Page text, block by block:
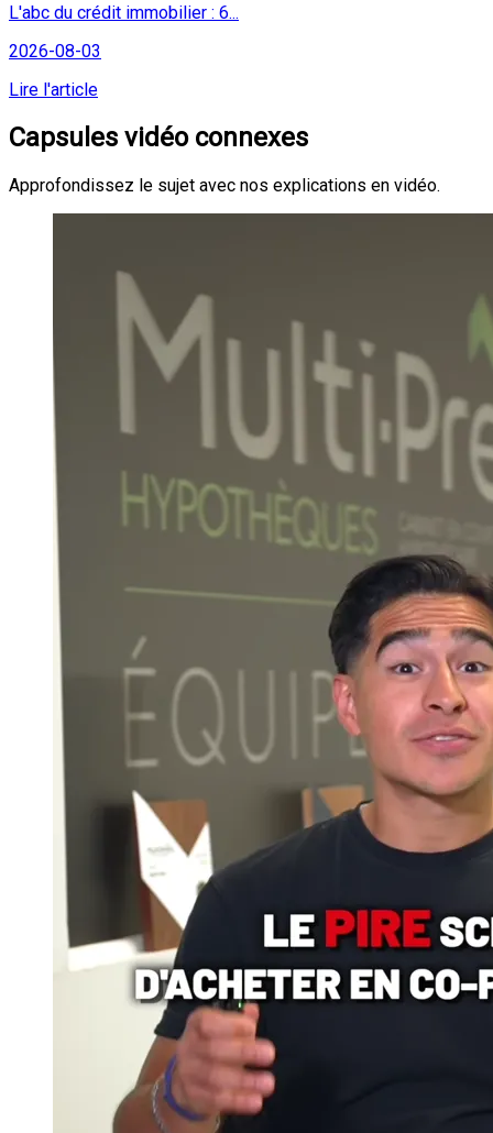
L'abc du crédit immobilier : 6...
2026-08-03
Lire l'article
Capsules vidéo connexes
Approfondissez le sujet avec nos explications en vidéo.